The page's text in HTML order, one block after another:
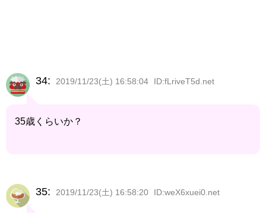
34: 2019/11/23(土) 16:58:04 ID:fLriveT5d.net
35歳くらいか？
35: 2019/11/23(土) 16:58:20 ID:weX6xuei0.net